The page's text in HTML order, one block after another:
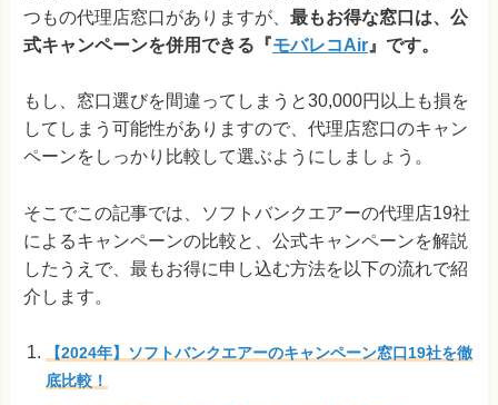
つもの代理店窓口がありますが、 最もお得な窓口は、公
式キャンペーンを併用できる『モバレコAir 』です。
もし、窓口選びを間違ってしまうと30,000円以上も損を
してしまう可能性がありますので、代理店窓口のキャン
ペーンをしっかり比較して選ぶようにしましょう。
そこでこの記事では、ソフトバンクエアーの代理店19社
によるキャンペーンの比較と、公式キャンペーンを解説
したうえで、最もお得に申し込む方法を以下の流れで紹
介します。
【2024年】ソフトバンクエアーのキャンペーン窓口19社を徹
底比較！